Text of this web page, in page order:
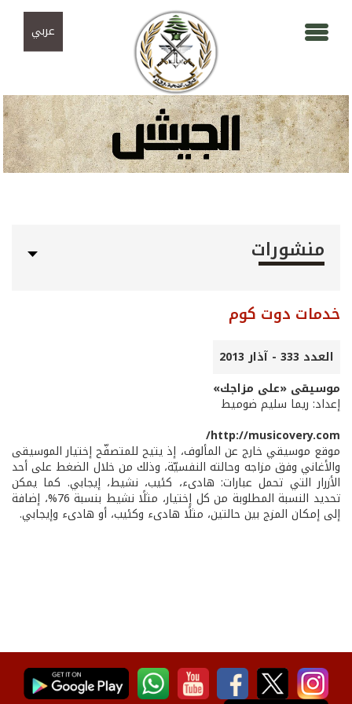
عربي
منشورات
خدمات دوت كوم
العدد 333 - آذار 2013
موسيقى «على مزاجك»
إعداد: ريما سليم ضوميط
http://musicovery.com/
موقع موسيقي خارج عن المألوف، إذ يتيح للمتصفّح إختيار الموسيقى
والأغاني وفق مزاجه وحالته النفسيّة، وذلك من خلال الضغط على أحد
الأزرار التي تحمل عبارات: هادىء، كئيب، نشيط، إيجابي. كما يمكن
تحديد النسبة المطلوبة من كل إختيار، مثلًا نشيط بنسبة 76%، إضافة
إلى إمكان المزج بين حالتين، مثلًا هادىء وكئيب، أو هادىء وإيجابي.